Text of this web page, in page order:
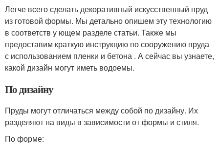
Легче всего сделать декоративный искусственный пруд
из готовой формы. Мы детально опишем эту технологию
в соответств у ющем разделе статьи. Также мы
предоставим краткую инструкцию по сооружению пруда
с использованием пленки и бетона . А сейчас вы узнаете,
какой дизайн могут иметь водоемы.
По дизайну
Пруды могут отличаться между собой по дизайну. Их
разделяют на виды в зависимости от формы и стиля.
По форме: